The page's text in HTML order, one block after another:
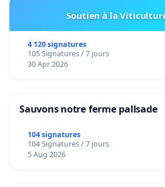
Soutien à la
4 120 signatures
105 Signatures / 7 jours
30 Apr 2026
Sauvons notre ferme pallsade
104 signatures
104 Signatures / 7 jours
5 Aug 2026